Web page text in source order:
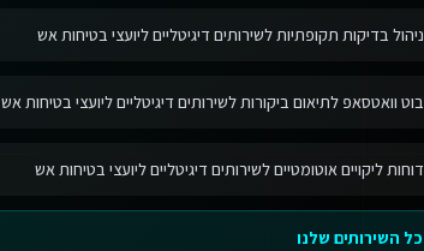
ניהול בדיקות תקופתיות לשירותים דיגיטליים ליועצי בטיחות אש
בוט וואטסאפ לתיאום ביקורות לשירותים דיגיטליים ליועצי בטיחות אש
דוחות ליקויים אוטומטיים לשירותים דיגיטליים ליועצי בטיחות אש
כל השירותים שלנו